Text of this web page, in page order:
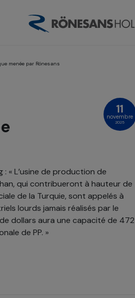
menée par Rönesans
11
novembre
2025
: « L’usine de production de
qui contribueront à hauteur de
de la Turquie, sont appelés à
lourds jamais réalisés par le
dollars aura une capacité de 472
de PP. »